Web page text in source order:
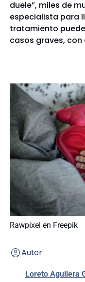
duele”, miles de
especialista para
tratamiento
casos graves, con
Rawpixel en Freepik
Autor
Loreto Aguilera